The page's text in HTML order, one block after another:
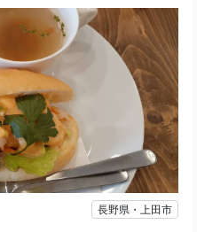
長野県・上田市